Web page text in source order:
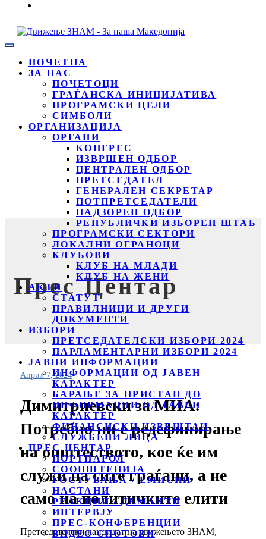
ПОЧЕТНА
ЗА НАС
ПОЧЕТОЦИ
ГРАЃАНСКА ИНИЦИЈАТИВА
ПРОГРАМСКИ ЦЕЛИ
СИМБОЛИ
ОРГАНИЗАЦИЈА
ОРГАНИ
КОНГРЕС
ИЗВРШЕН ОДБОР
ЦЕНТРАЛЕН ОДБОР
ПРЕТСЕДАТЕЛ
ГЕНЕРАЛЕН СЕКРЕТАР
ПОТПРЕТСЕДАТЕЛИ
НАДЗОРЕН ОДБОР
РЕПУБЛИЧКИ ИЗБОРЕН ШТАБ
ПРОГРАМСКИ СЕКТОРИ
ЛОКАЛНИ ОГРАНОЦИ
КЛУБОВИ
КЛУБ НА МЛАДИ
КЛУБ НА ЖЕНИ
АКТИ
СТАТУТ
ПРАВИЛНИЦИ И ДРУГИ
ДОКУМЕНТИ
ИЗБОРИ
ПРЕТСЕДАТЕЛСКИ ИЗБОРИ 2024
ПАРЛАМЕНТАРНИ ИЗБОРИ 2024
ЈАВНИ ИНФОРМАЦИИ
ИНФОРМАЦИИ ОД ЈАВЕН
КАРАКТЕР
БАРАЊЕ ЗА ПРИСТАП ДО
ИНФОРМАЦИИ ОД ЈАВЕН
КАРАКТЕР
ФИНАНСИСКИ ИЗВЕШТАИ
СЛУЖБЕНИ ЛИЦА
ПРЕС ЦЕНТАР
ПОРТПАРОЛ
СООПШТЕНИЈА
ГОСТУВАЊА / ЕМИСИИ
НАСТАНИ
РЕАКЦИИ / ДЕМАНТИ
ИНТЕРВЈУ
ПРЕС-КОНФЕРЕНЦИИ
ВИДЕО СПОТОВИ
Прес Центар
Април 7, 2024
Димитриевски за МИА:
Потребно ни е редефинирање
на општеството, кое ќе им
служи на сите граѓани, а не
само на политичките елити
Претседателски кандидат на движењето ЗНАМ,